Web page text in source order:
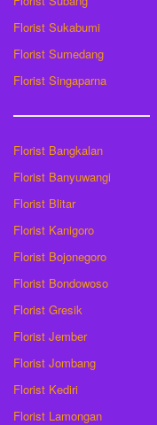
Florist Sukabumi
Florist Sumedang
Florist Singaparna
Florist Bangkalan
Florist Banyuwangi
Florist Blitar
Florist Kanigoro
Florist Bojonegoro
Florist Bondowoso
Florist Gresik
Florist Jember
Florist Jombang
Florist Kediri
Florist Lamongan